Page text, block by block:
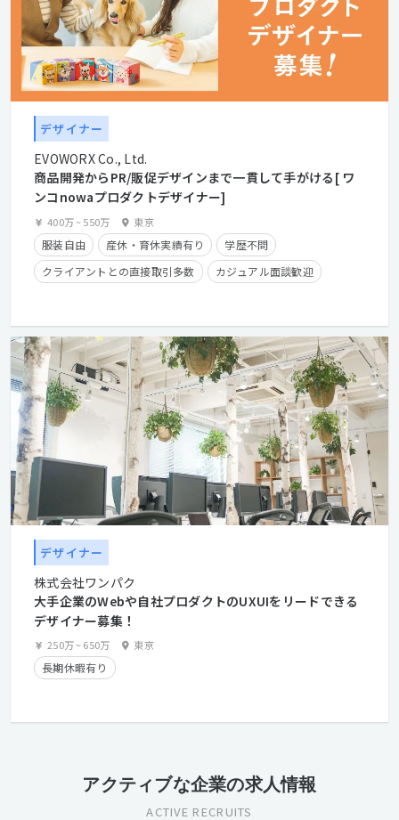
デザイナー
EVOWORX Co., Ltd.
商品開発からPR/販促デザインまで一貫して手がける[ ワ
ンコnowaプロダクトデザイナー]
400万~550万 東京
服装自由 産休・育休実績有り
学歴不問
クライアントとの直接取引多数
カジュアル面談歓迎
デザイナー
株式会社ワンパク
大手企業のWebや自社プロダクトのUXUIをリードできる
デザイナー募集！
250万~650万 東京
長期休暇有り
アクティブな企業の求人情報
ACTIVE RECRUITS